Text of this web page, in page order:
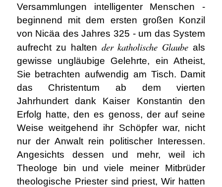
Versammlungen intelligenter Menschen -
beginnend mit dem ersten großen Konzil
von Nicäa des Jahres 325 - um das System
aufrecht zu halten der katholische Glaube als
gewisse ungläubige Gelehrte, ein Atheist,
Sie betrachten aufwendig am Tisch. Damit
das Christentum ab dem vierten
Jahrhundert dank Kaiser Konstantin den
Erfolg hatte, den es genoss, der auf seine
Weise weitgehend ihr Schöpfer war, nicht
nur der Anwalt rein politischer Interessen.
Angesichts dessen und mehr, weil ich
Theologe bin und viele meiner Mitbrüder
theologische Priester sind priest, Wir hatten